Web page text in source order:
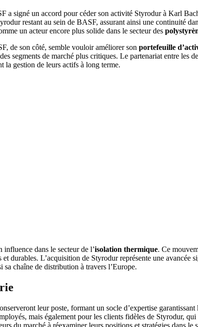
a signé un accord pour céder son activité Styrodur à Karl
restant au sein de BASF, assurant ainsi une continuité
un acteur encore plus solide dans le secteur des
de son côté, semble vouloir améliorer son portefeuille
segments de marché plus critiques. Le partenariat entre les
la gestion de leurs actifs à long terme.
dans le secteur de l’isolation thermique. Ce
durables. L’acquisition de Styrodur représente une
chaîne de distribution à travers l’Europe.
leur poste, formant un socle d’expertise
mais également pour les clients fidèles de Styrodur,
du marché à réexaminer leurs positions et stratégies dans le